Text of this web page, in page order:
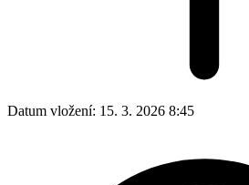
Datum vložení: 15. 3. 2026 8:45